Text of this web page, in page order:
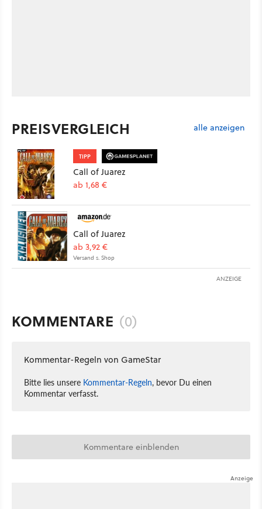
PREISVERGLEICH alle anzeigen
TIPP
Call of Juarez
ab 1,68 €
Call of Juarez
ab 3,92 €
Versand s. Shop
ANZEIGE
KOMMENTARE (0)
Kommentar-Regeln von GameStar
Bitte lies unsere Kommentar-Regeln, bevor Du einen
Kommentar verfasst.
Kommentare einblenden